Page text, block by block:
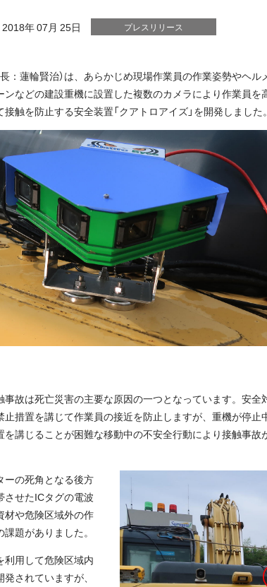
2018年 07月 25日 プレスリリース
：蓮輪賢治）は、あらかじめ現場作業員の作業姿勢やヘ
などの建設重機に設置した複数のカメラにより作業員を
触を防止する安全装置「クアトロアイズ」を開発しました
故は死亡災害の主要な原因の一つとなっています。安全
措置を講じて作業員の接近を防止しますが、重機が停
講じることが困難な移動中の不安全行動により接触事故
ーの死角となる後方
せたICタグの電波
材や危険区域外の作
題がありました。
用して危険区域内
されていますが、